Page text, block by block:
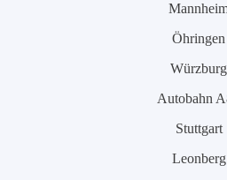
Öhringen
Würzburg
Autobahn
Stuttgart
Leonberg